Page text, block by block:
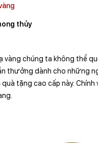
thủy
vàng chúng ta không thể
thưởng dành cho những
tặng cao cấp này.